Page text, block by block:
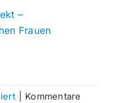
–
Frauen
Kommentare